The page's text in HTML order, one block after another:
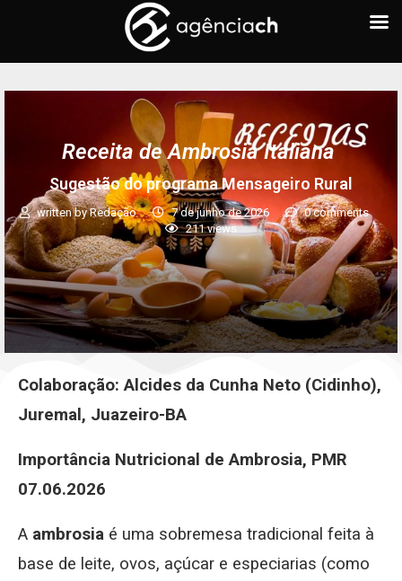
Receita de Ambrosia Italiana
Sugestão do programa Mensageiro Rural
written byRedação 7 de junho de 2026
0 comments
211views
Colaboração: Alcides da Cunha Neto (Cidinho),
Juremal, Juazeiro-BA
Importância Nutricional de Ambrosia, PMR
07.06.2026
A ambrosia é uma sobremesa tradicional feita à
base de leite, ovos, açúcar e especiarias (como